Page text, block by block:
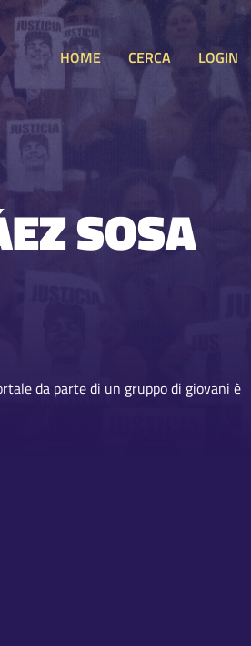
HOME CERCA LOGIN
SOSA
da parte di un gruppo di giovani è